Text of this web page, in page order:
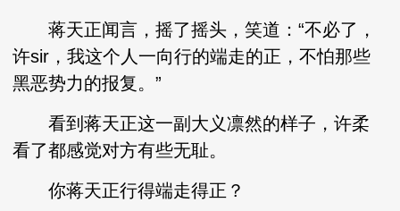
蒋天正闻言，摇了摇头，笑道：“不必了，
许sir，我这个人一向行的端走的正，不怕那些
黑恶势力的报复。”
看到蒋天正这一副大义凛然的样子，许柔
看了都感觉对方有些无耻。
你蒋天正行得端走得正？